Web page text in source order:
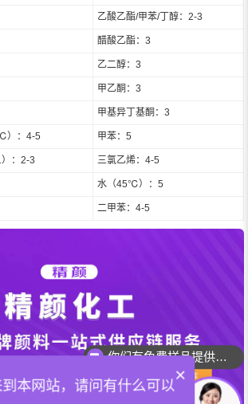
乙酸乙酯/甲苯/丁醇：2-3
醋酸乙酯：3
乙二醇：3
甲乙酮：3
甲基异丁基酮：3
）：4-5 甲苯：5
：2-3 三氯乙烯：4-5
水（45℃）：5
二甲苯：4-5
你们可以提供配色服务吗？
×
本网站，请问有什么可以